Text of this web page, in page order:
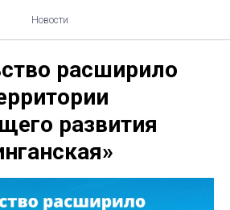
Новости
расширило
развития